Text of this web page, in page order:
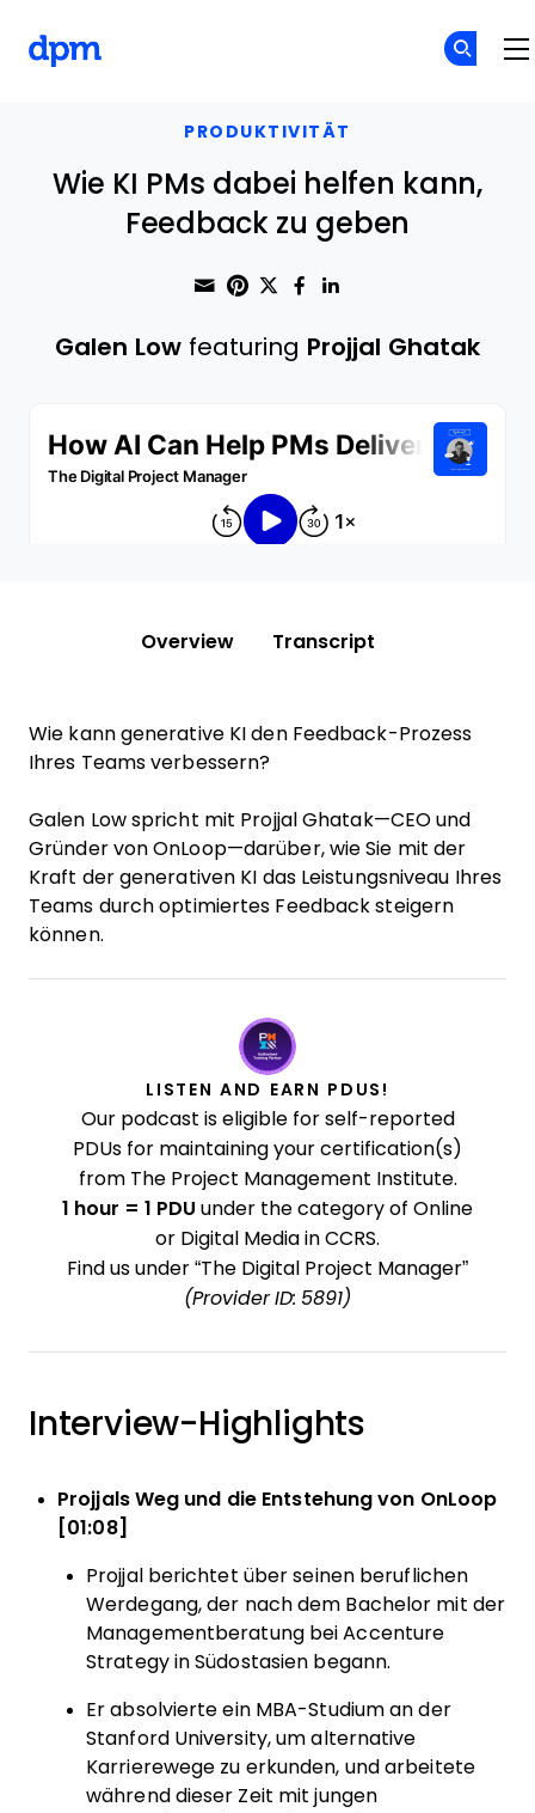
PRODUKTIVITÄT
Wie KI PMs dabei helfen kann,
Feedback zu geben
Share through Email
Print this page
Share on Pinterest
Share on Twitter
Share on
Galen Low featuring Projjal Ghatak
Overview Transcript
Wie kann generative KI den Feedback-Prozess
Ihres Teams verbessern?
Galen Low spricht mit Projjal Ghatak—CEO und
Gründer von OnLoop—darüber, wie Sie mit der
Kraft der generativen KI das Leistungsniveau Ihres
Teams durch optimiertes Feedback steigern
können.
LISTEN AND EARN PDUS!
Our podcast is eligible for self-reported
PDUs for maintaining your certification(s)
from The Project Management Institute.
1 hour = 1 PDU under the category of Online
or Digital Media in CCRS.
Find us under “The Digital Project Manager”
(Provider ID: 5891)
Interview-Highlights
Projjals Weg und die Entstehung von OnLoop
[01:08]
Projjal berichtet über seinen beruflichen
Werdegang, der nach dem Bachelor mit der
Managementberatung bei Accenture
Strategy in Südostasien begann.
Er absolvierte ein MBA-Studium an der
Stanford University, um alternative
Karrierewege zu erkunden, und arbeitete
während dieser Zeit mit jungen